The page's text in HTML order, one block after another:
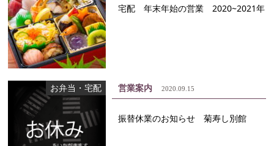
宅配 年末年始の営業 2020~2021年
お弁当・宅配 営業案内 2020.09.15
振替休業のお知らせ 菊寿し別館